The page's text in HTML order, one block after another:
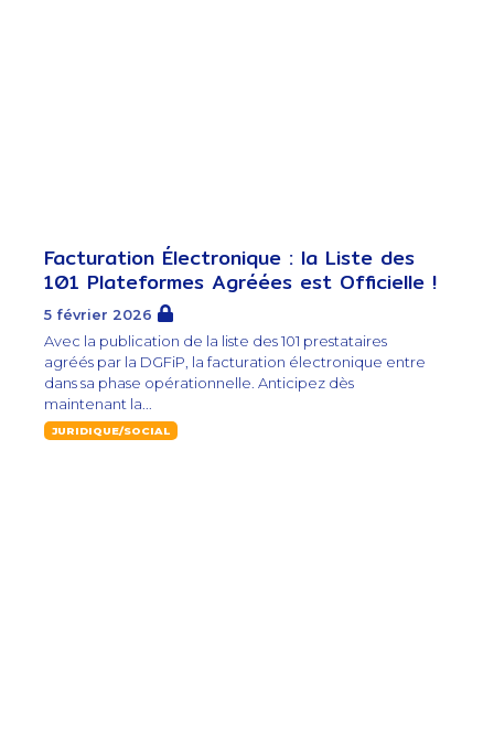
Facturation Électronique : la Liste des
101 Plateformes Agréées est Officielle !
5 février 2026
Avec la publication de la liste des 101 prestataires
agréés par la DGFiP, la facturation électronique entre
dans sa phase opérationnelle. Anticipez dès
maintenant la...
JURIDIQUE/SOCIAL